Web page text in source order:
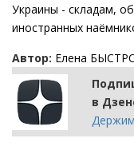
Украины - складам,
иностранных
Автор: Елена
в